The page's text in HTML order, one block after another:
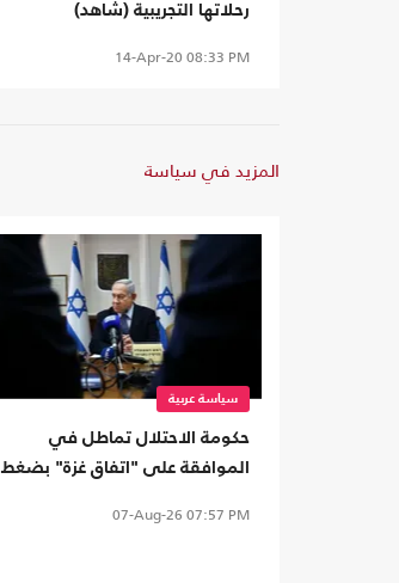
رحلاتها التجريبية (شاهد)
14-Apr-20 08:33 PM
المزيد في سياسة
سياسة عربية
حكومة الاحتلال تماطل في
الموافقة على "اتفاق غزة" بضغط
07-Aug-26 07:57 PM